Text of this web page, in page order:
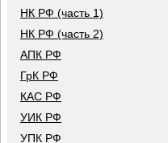
НК РФ (часть 1)
НК РФ (часть 2)
АПК РФ
ГрК РФ
КАС РФ
УИК РФ
УПК РФ